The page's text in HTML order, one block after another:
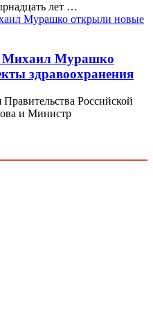
лет …
Михаил Мурашко
здравоохранения
Правительства Российской
и Министр